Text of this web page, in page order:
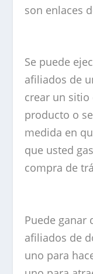
son enlaces
Se puede
afiliados de
crear un sitio
producto o
medida en
que usted
compra de
Puede ganar
afiliados de
uno para